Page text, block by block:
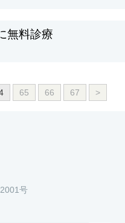
無料診療
65 66 67 >
号